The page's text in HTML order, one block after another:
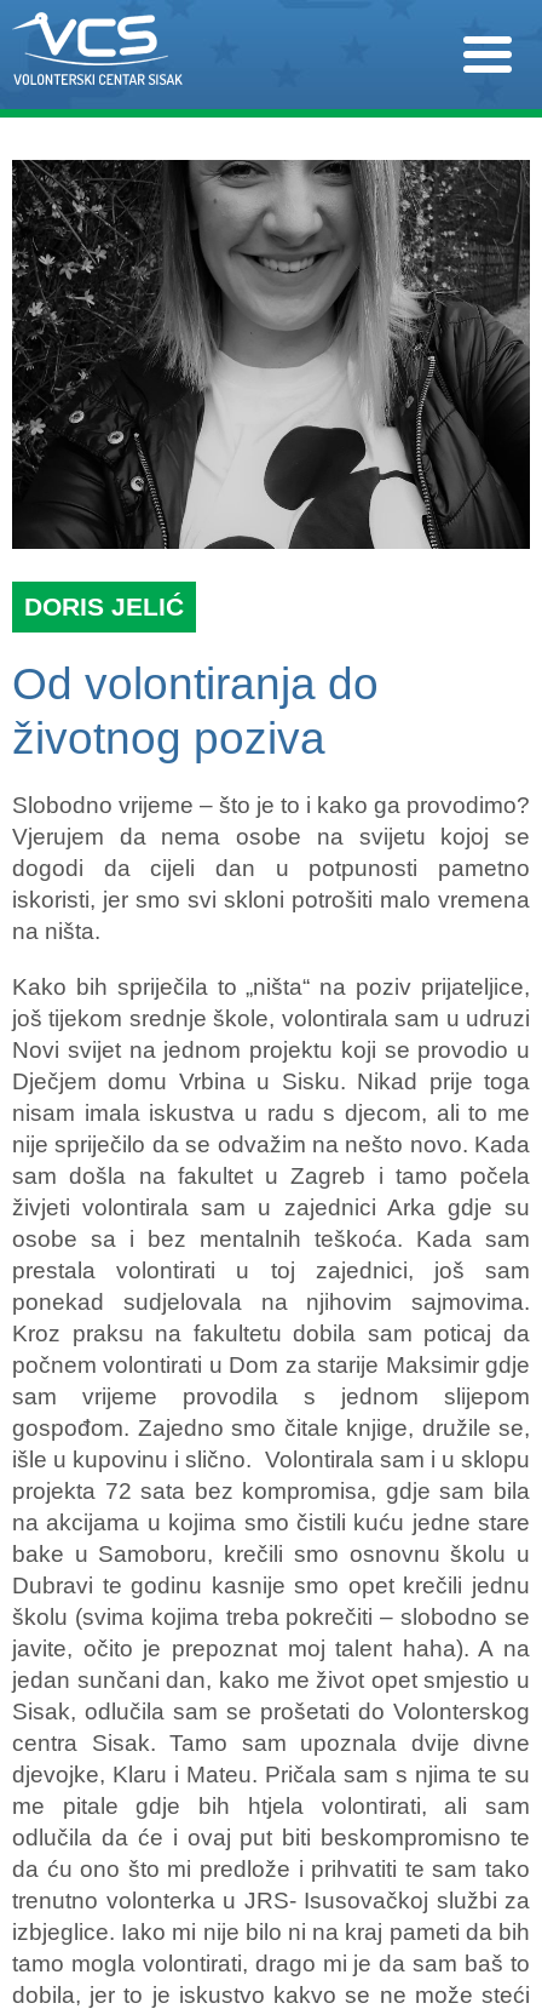
DORIS JELIĆ
Od volontiranja do
životnog poziva
Slobodno vrijeme – što je to i kako ga provodimo?
Vjerujem da nema osobe na svijetu kojoj se
dogodi da cijeli dan u potpunosti pametno
iskoristi, jer smo svi skloni potrošiti malo vremena
na ništa.
Kako bih spriječila to „ništa“ na poziv prijateljice,
još tijekom srednje škole, volontirala sam u udruzi
Novi svijet na jednom projektu koji se provodio u
Dječjem domu Vrbina u Sisku. Nikad prije toga
nisam imala iskustva u radu s djecom, ali to me
nije spriječilo da se odvažim na nešto novo. Kada
sam došla na fakultet u Zagreb i tamo počela
živjeti volontirala sam u zajednici Arka gdje su
osobe sa i bez mentalnih teškoća. Kada sam
prestala volontirati u toj zajednici, još sam
ponekad sudjelovala na njihovim sajmovima.
Kroz praksu na fakultetu dobila sam poticaj da
počnem volontirati u Dom za starije Maksimir gdje
sam vrijeme provodila s jednom slijepom
gospođom. Zajedno smo čitale knjige, družile se,
išle u kupovinu i slično. Volontirala sam i u sklopu
projekta 72 sata bez kompromisa, gdje sam bila
na akcijama u kojima smo čistili kuću jedne stare
bake u Samoboru, krečili smo osnovnu školu u
Dubravi te godinu kasnije smo opet krečili jednu
školu (svima kojima treba pokrečiti – slobodno se
javite, očito je prepoznat moj talent haha). A na
jedan sunčani dan, kako me život opet smjestio u
Sisak, odlučila sam se prošetati do Volonterskog
centra Sisak. Tamo sam upoznala dvije divne
djevojke, Klaru i Mateu. Pričala sam s njima te su
me pitale gdje bih htjela volontirati, ali sam
odlučila da će i ovaj put biti beskompromisno te
da ću ono što mi predlože i prihvatiti te sam tako
trenutno volonterka u JRS- Isusovačkoj službi za
izbjeglice. Iako mi nije bilo ni na kraj pameti da bih
tamo mogla volontirati, drago mi je da sam baš to
dobila, jer to je iskustvo kakvo se ne može steći